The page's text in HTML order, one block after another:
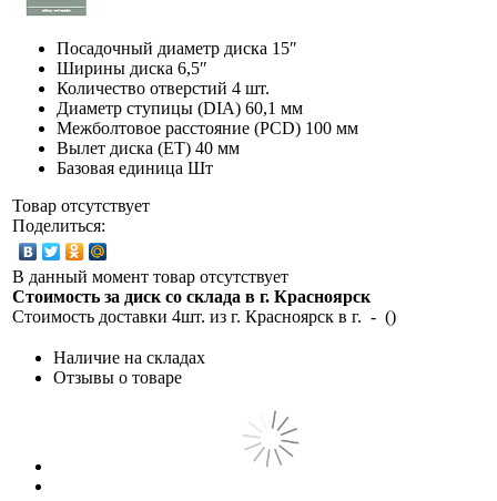
Посадочный диаметр диска 15″
Ширины диска 6,5″
Количество отверстий 4 шт.
Диаметр ступицы (DIA) 60,1 мм
Межболтовое расстояние (PCD) 100 мм
Вылет диска (ET) 40 мм
Базовая единица Шт
Товар отсутствует
Поделиться:
В данный момент товар отсутствует
Стоимость за диск со склада в г. Красноярск
Стоимость доставки 4шт. из г. Красноярск в г. - ()
Наличие на складах
Отзывы о товаре